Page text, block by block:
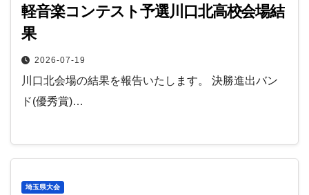
軽音楽コンテスト予選川口北高校会場結
果
2026-07-19
川口北会場の結果を報告いたします。 決勝進出バン
ド(優秀賞)…
埼玉県大会